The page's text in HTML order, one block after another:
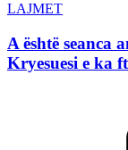
LAJMET
A është seanca
Kryesuesi e ka